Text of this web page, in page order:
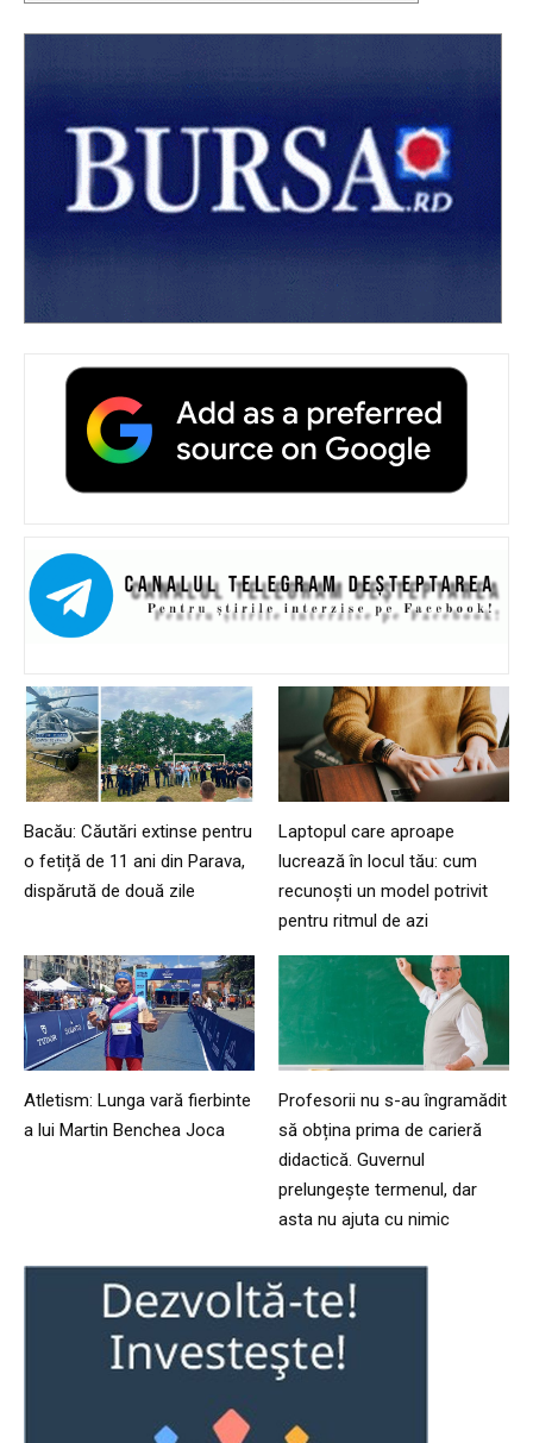
Bacău: Căutări extinse pentru
o fetiță de 11 ani din Parava,
dispărută de două zile
Laptopul care aproape
lucrează în locul tău: cum
recunoști un model potrivit
pentru ritmul de azi
Atletism: Lunga vară fierbinte
a lui Martin Benchea Joca
Profesorii nu s-au îngramădit
să obțina prima de carieră
didactică. Guvernul
prelungește termenul, dar
asta nu ajuta cu nimic